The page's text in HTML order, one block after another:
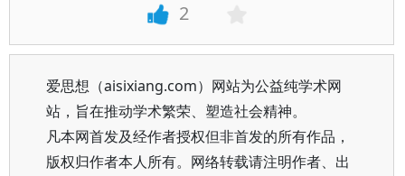
2
爱思想（aisixiang.com）网站为公益纯学术网
站，旨在推动学术繁荣、塑造社会精神。
凡本网首发及经作者授权但非首发的所有作品，
版权归作者本人所有。网络转载请注明作者、出